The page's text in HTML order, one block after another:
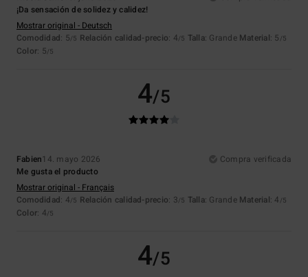
¡Da sensación de solidez y calidez!
Mostrar original - Deutsch
Comodidad: 5/5 Relación calidad-precio: 4/5 Talla: Grande Material: 5 /5
Color: 5/5
4/5
Fabien14. mayo 2026
Compra verificada
Me gusta el producto
Mostrar original - Français
Comodidad: 4/5 Relación calidad-precio: 3/5 Talla: Grande Material: 4 /5
Color: 4/5
4/5